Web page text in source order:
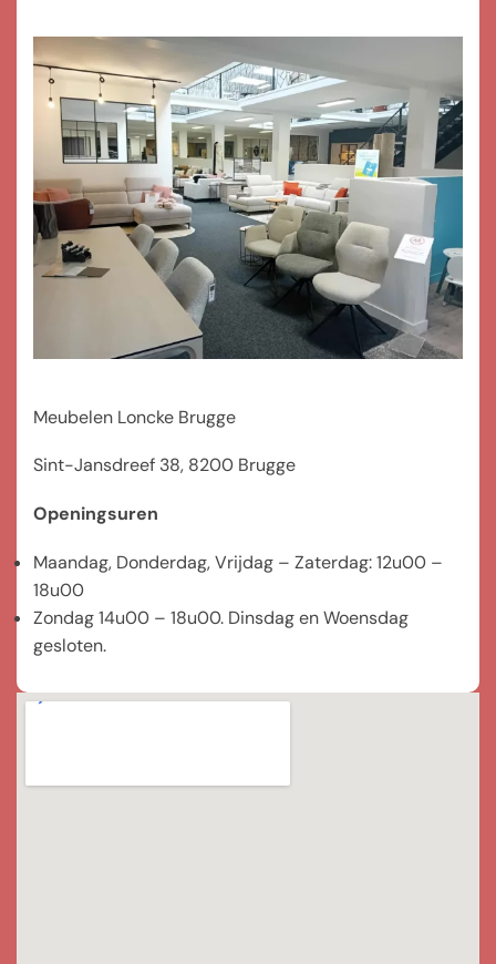
Meubelen Loncke Brugge
Sint-Jansdreef 38, 8200 Brugge
Openingsuren
Maandag, Donderdag, Vrijdag – Zaterdag: 12u00 –
18u00
Zondag 14u00 – 18u00. Dinsdag en Woensdag
gesloten.